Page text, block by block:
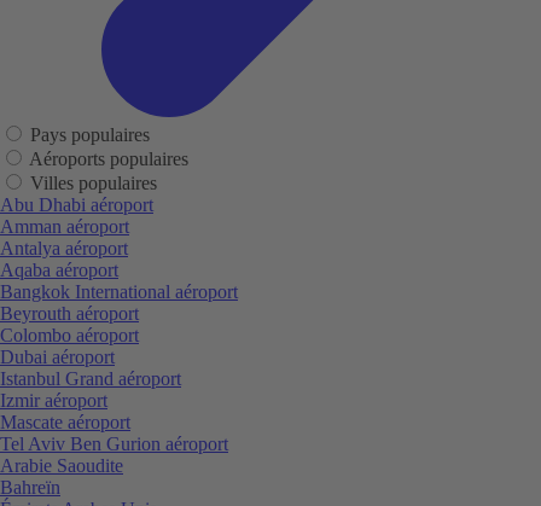
Pays populaires
Aéroports populaires
Villes populaires
Abu Dhabi aéroport
Amman aéroport
Antalya aéroport
Aqaba aéroport
Bangkok International aéroport
Beyrouth aéroport
Colombo aéroport
Dubai aéroport
Istanbul Grand aéroport
Izmir aéroport
Mascate aéroport
Tel Aviv Ben Gurion aéroport
Arabie Saoudite
Bahreïn